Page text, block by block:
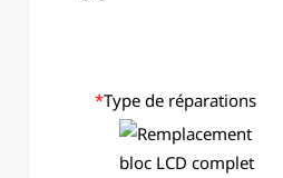
*Type de réparations